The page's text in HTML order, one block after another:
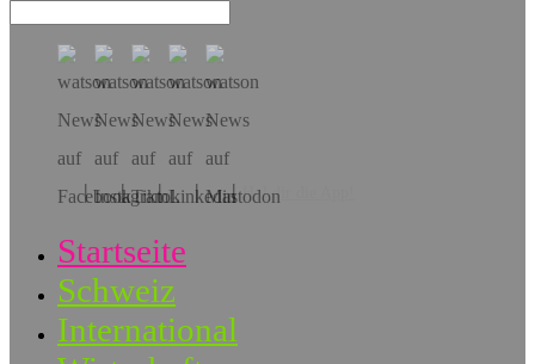
Hol dir die App!
Startseite
Schweiz
International